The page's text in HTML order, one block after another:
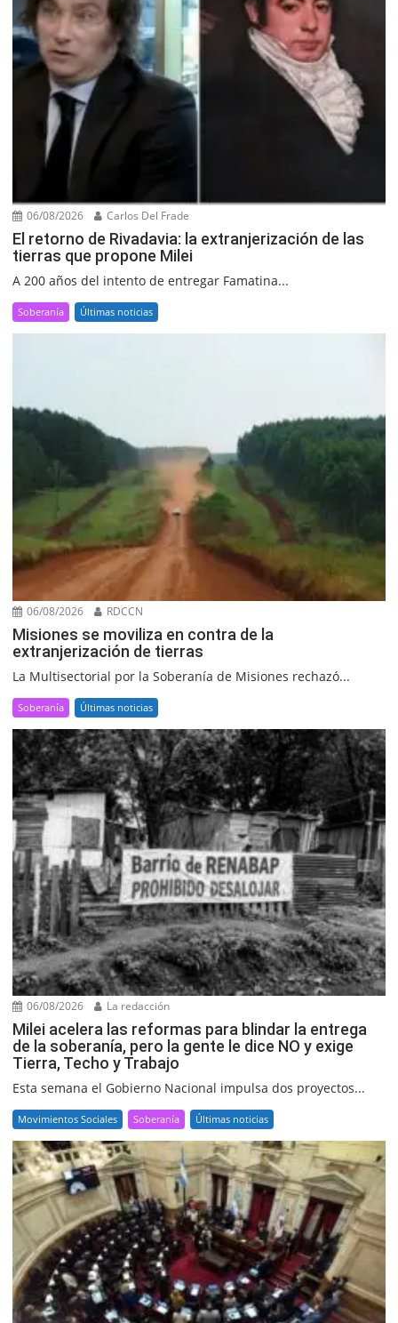
06/08/2026 Carlos Del Frade
El retorno de Rivadavia: la extranjerización de las
tierras que propone Milei
A 200 años del intento de entregar Famatina...
Soberanía Últimas noticias
06/08/2026 RDCCN
Misiones se moviliza en contra de la
extranjerización de tierras
La Multisectorial por la Soberanía de Misiones rechazó...
Soberanía Últimas noticias
06/08/2026 La redacción
Milei acelera las reformas para blindar la entrega
de la soberanía, pero la gente le dice NO y exige
Tierra, Techo y Trabajo
Esta semana el Gobierno Nacional impulsa dos proyectos...
Movimientos Sociales Soberanía Últimas noticias